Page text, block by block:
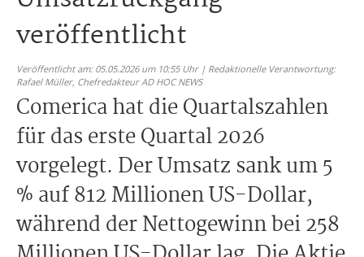
veröffentlicht
Veröffentlicht am: 05.05.2026 um 10:55 Uhr | Redaktionelle Verantwortung:
Rafael Müller, Chefredakteur AD HOC NEWS
Comerica hat die Quartalszahlen
für das erste Quartal 2026
vorgelegt. Der Umsatz sank um 5
% auf 812 Millionen US-Dollar,
während der Nettogewinn bei 258